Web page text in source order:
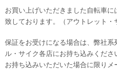
お買い上げいただきました自転車
致しております。（アウトレット・
保証をお受けになる場合は、弊社
ル・サイク各店にお持ち込みくださ
お持ち込みいただいた場合に限り